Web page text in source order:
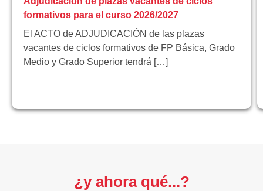
formativos para el curso 2026/2027
El ACTO de ADJUDICACIÓN de las plazas
vacantes de ciclos formativos de FP Básica, Grado
Medio y Grado Superior tendrá […]
¿y ahora qué...?